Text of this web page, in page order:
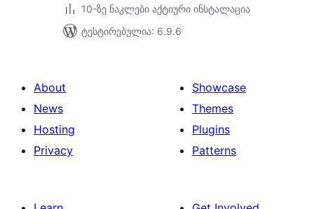
10-ზე ნაკლები აქტიური ინსტალაცია
ტესტირებულია: 6.9.6
About
News
Hosting
Privacy
Showcase
Themes
Plugins
Patterns